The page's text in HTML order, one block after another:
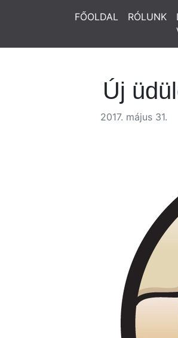
FŐOLDAL RÓLUNK
Új
2017. május 31.